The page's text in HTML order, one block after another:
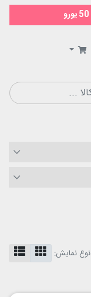
نوع نمایش: